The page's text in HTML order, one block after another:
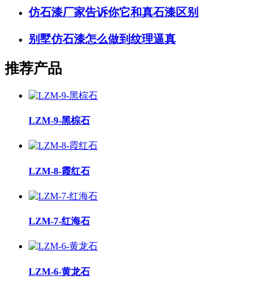
仿石漆厂家告诉你它和真石漆区别
别墅仿石漆怎么做到纹理逼真
推荐产品
LZM-9-黑棕石
LZM-8-霞红石
LZM-7-红海石
LZM-6-黄龙石